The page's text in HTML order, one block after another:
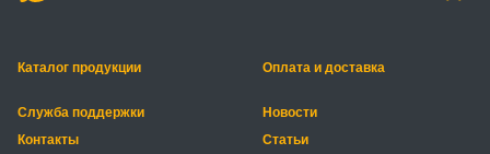
Каталог продукции Оплата и доставка
Служба поддержки
Новости
Контакты
Статьи